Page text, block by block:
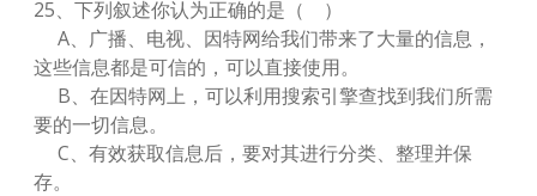
25、下列叙述你认为正确的是（ ）
A、广播、电视、因特网给我们带来了大量的信息，
这些信息都是可信的，可以直接使用。
B、在因特网上，可以利用搜索引擎查找到我们所需
要的一切信息。
C、有效获取信息后，要对其进行分类、整理并保
存。